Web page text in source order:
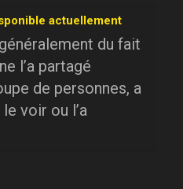
actuellement
du fait
l’a partagé
de personnes, a
voir ou l’a